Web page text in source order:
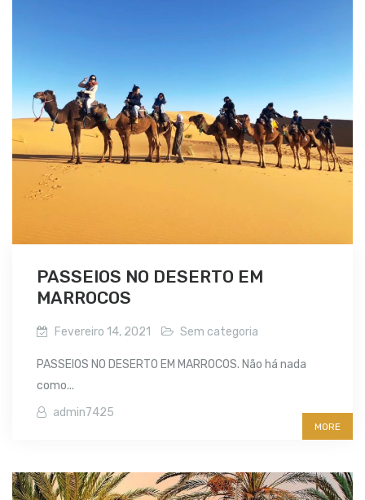
PASSEIOS NO DESERTO EM
MARROCOS
Fevereiro 14, 2021 Sem categoria
PASSEIOS NO DESERTO EM MARROCOS. Não há nada
como...
admin7425
MORE